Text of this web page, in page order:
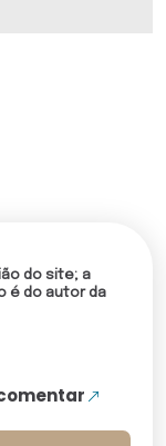
do site; a
é do autor da